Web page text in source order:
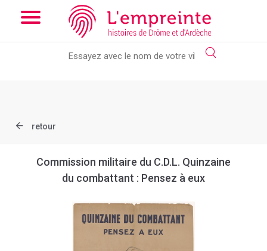
Array ( [slug] => document [ref] => B263621101_2AFF_015 )
Add the new slick-theme.css if you want the default styling
retour
Commission militaire du C.D.L. Quinzaine
du combattant : Pensez à eux